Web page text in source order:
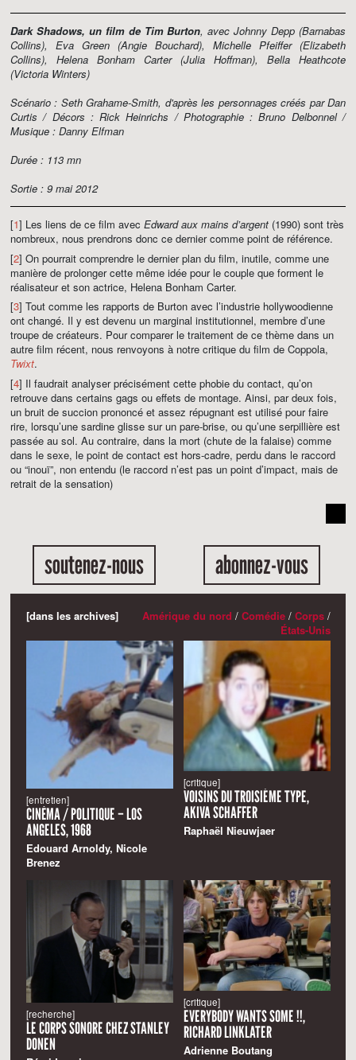
Dark Shadows, un film de Tim Burton, avec Johnny Depp (Barnabas
Collins), Eva Green (Angie Bouchard), Michelle Pfeiffer (Elizabeth
Collins), Helena Bonham Carter (Julia Hoffman), Bella Heathcote
(Victoria Winters)
Scénario : Seth Grahame-Smith, d'après les personnages créés par Dan
Curtis / Décors : Rick Heinrichs / Photographie : Bruno Delbonnel /
Musique : Danny Elfman
Durée : 113 mn
Sortie : 9 mai 2012
[1] Les liens de ce film avec Edward aux mains d’argent (1990) sont très
nombreux, nous prendrons donc ce dernier comme point de référence.
[2] On pourrait comprendre le dernier plan du film, inutile, comme une
manière de prolonger cette même idée pour le couple que forment le
réalisateur et son actrice, Helena Bonham Carter.
[3] Tout comme les rapports de Burton avec l’industrie hollywoodienne
ont changé. Il y est devenu un marginal institutionnel, membre d’une
troupe de créateurs. Pour comparer le traitement de ce thème dans un
autre film récent, nous renvoyons à notre critique du film de Coppola,
Twixt.
[4] Il faudrait analyser précisément cette phobie du contact, qu’on
retrouve dans certains gags ou effets de montage. Ainsi, par deux fois,
un bruit de succion prononcé et assez répugnant est utilisé pour faire
rire, lorsqu’une sardine glisse sur un pare-brise, ou qu’une serpillière est
passée au sol. Au contraire, dans la mort (chute de la falaise) comme
dans le sexe, le point de contact est hors-cadre, perdu dans le raccord
ou “inouï”, non entendu (le raccord n’est pas un point d’impact, mais de
retrait de la sensation)
soutenez-nous abonnez-vous
[dans les archives] Amérique du nord / Comédie/ Corps/
États-Unis
[entretien]
CINÉMA / POLITIQUE – LOS
ANGELES, 1968
Edouard Arnoldy, Nicole
Brenez
[critique]
VOISINS DU TROISIÈME TYPE,
AKIVA SCHAFFER
Raphaël Nieuwjaer
[recherche]
LE CORPS SONORE CHEZ STANLEY
DONEN
[critique]
EVERYBODY WANTS SOME !!,
RICHARD LINKLATER
Adrienne Boutang